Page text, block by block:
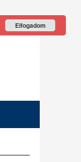
Elfogadom